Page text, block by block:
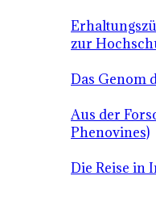
zur
Das Genom
Aus der
Phenovines)
Die Reise in